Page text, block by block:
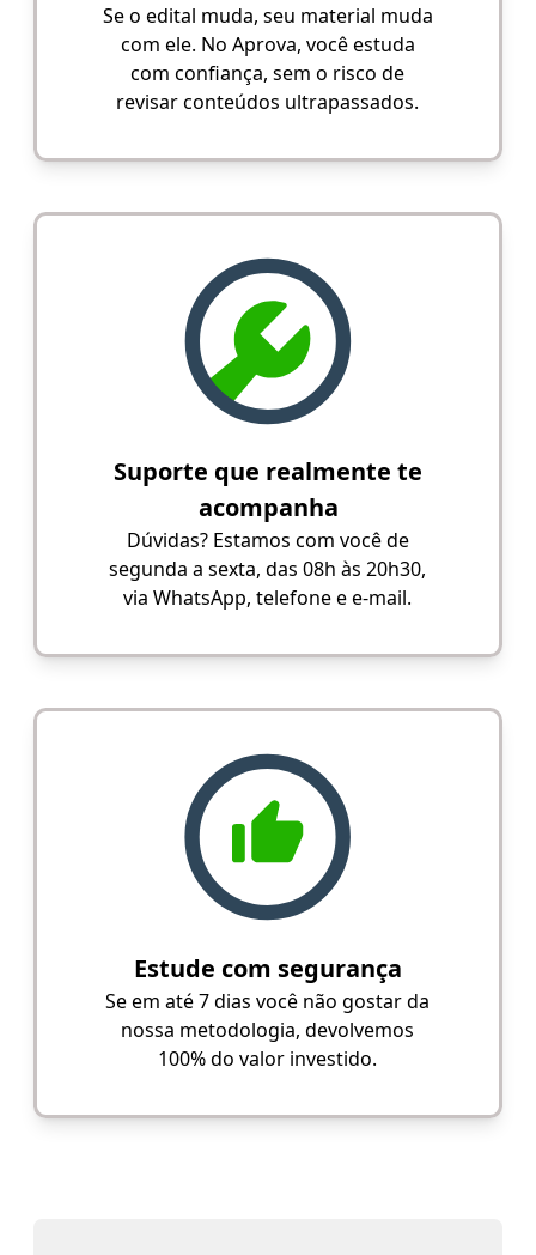
Se o edital muda, seu material muda
com ele. No Aprova, você estuda
com confiança, sem o risco de
revisar conteúdos ultrapassados.
Suporte que realmente te
acompanha
Dúvidas? Estamos com você de
segunda a sexta, das 08h às 20h30,
via WhatsApp, telefone e e-mail.
Estude com segurança
Se em até 7 dias você não gostar da
nossa metodologia, devolvemos
100% do valor investido.